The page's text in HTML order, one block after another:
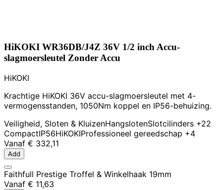
HiKOKI WR36DB/J4Z 36V 1/2 inch Accu-
slagmoersleutel Zonder Accu
HiKOKI
Krachtige HiKOKI 36V accu-slagmoersleutel met 4-
vermogensstanden, 1050Nm koppel en IP56-behuizing.
Veiligheid, Sloten & KluizenHangslotenSlotcilinders +22
CompactIP56HiKOKIProfessioneel gereedschap +4
Vanaf € 332,11
Add
Faithfull Prestige Troffel & Winkelhaak 19mm
Vanaf € 11,63